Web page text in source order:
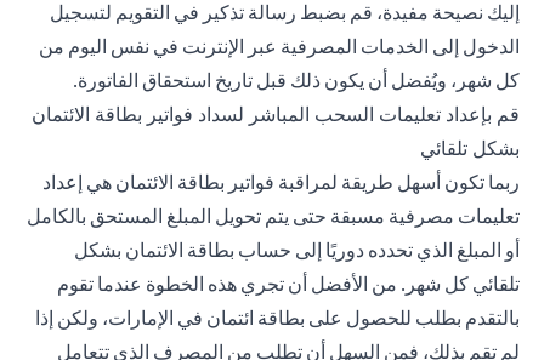
إليك نصيحة مفيدة، قم بضبط رسالة تذكير في التقويم لتسجيل
الدخول إلى الخدمات المصرفية عبر الإنترنت في نفس اليوم من
كل شهر، ويُفضل أن يكون ذلك قبل تاريخ استحقاق الفاتورة.
قم بإعداد تعليمات السحب المباشر لسداد فواتير بطاقة الائتمان
بشكل تلقائي
ربما تكون أسهل طريقة لمراقبة فواتير بطاقة الائتمان هي إعداد
تعليمات مصرفية مسبقة حتى يتم تحويل المبلغ المستحق بالكامل
أو المبلغ الذي تحدده دوريًا إلى حساب بطاقة الائتمان بشكل
تلقائي كل شهر. من الأفضل أن تجري هذه الخطوة عندما تقوم
بالتقدم بطلب للحصول على بطاقة ائتمان في الإمارات، ولكن إذا
لم تقم بذلك، فمن السهل أن تطلب من المصرف الذي تتعامل